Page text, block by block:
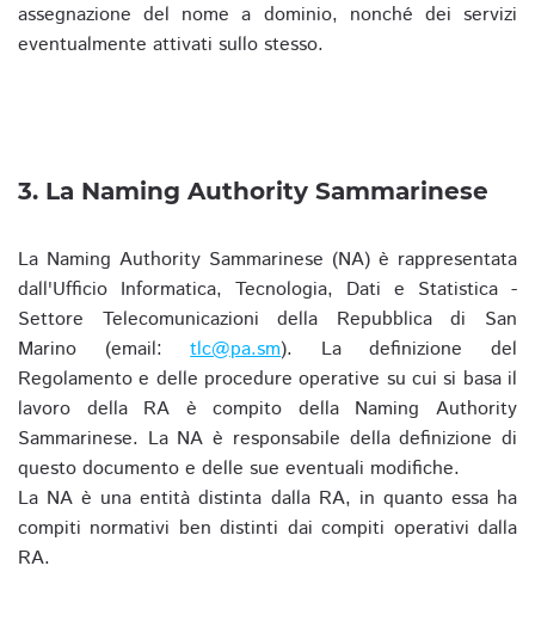
assegnazione del nome a dominio, nonché dei servizi
eventualmente attivati sullo stesso.
3. La Naming Authority Sammarinese
La Naming Authority Sammarinese (NA) è rappresentata
dall'Ufficio Informatica, Tecnologia, Dati e Statistica -
Settore Telecomunicazioni della Repubblica di San
Marino (email:tlc@pa.sm). La definizione del
Regolamento e delle procedure operative su cui si basa il
lavoro della RA è compito della Naming Authority
Sammarinese. La NA è responsabile della definizione di
questo documento e delle sue eventuali modifiche.
La NA è una entità distinta dalla RA, in quanto essa ha
compiti normativi ben distinti dai compiti operativi dalla
RA.